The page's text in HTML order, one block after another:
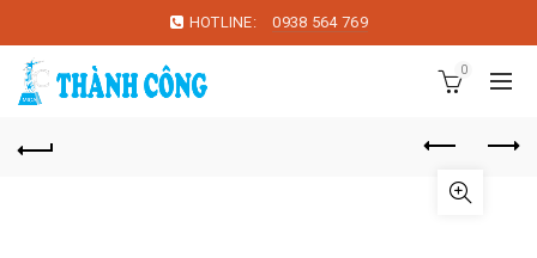
HOTLINE: 0938 564 769
0